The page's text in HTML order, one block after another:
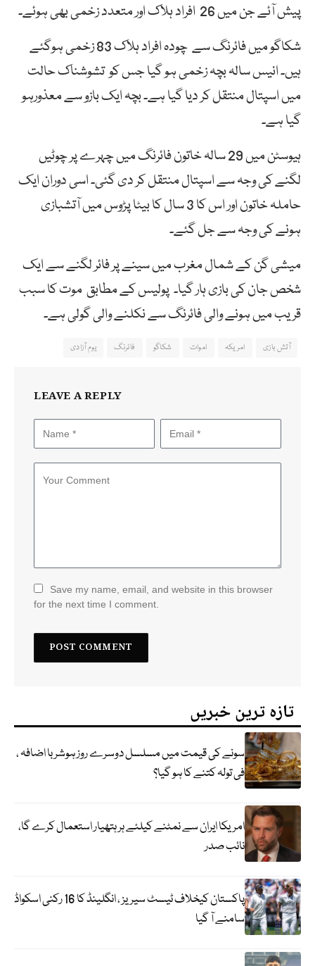
پیش آئے جنمیں افرادہلاکاور متعدد زخمی بھی ہوئے۔
شکاگو
میں فائرنگ سے چودہ افراد ہلاک 83 زخمی ہوگئے
ہیں۔انیس سالہ بچہ زخمی ہو گیا جس کو تشوشناک حالت
میں اسپتال منتقل کر دیا گیا ہے۔ بچہ ایک بازو سے معذورہو
گیا ہے۔
ہیوسٹن میں 29 سالہ خاتون فائرنگ میں چہرے پر چوٹیں
لگنے کی وجہ سے اسپتال منتقل کر دی گئی۔ اسی دوران ایک
حاملہ خاتون اور اس کا 3 سال کا بیٹا پڑوس میں آتشبازی
ہونے کی وجہ سے جل گئے۔
میشی گن کے شمال مغرب میں سینے پر فائر لگنے سے ایک
شخص جان کی بازی ہار گیا۔ پولیس کے مطابق موت کا سبب
قریب میں ہونے والی فائرنگ سے نکلنے والی گولی ہے۔
آتش بازی امریکہ اموات شکاگو فائرنگ یوم آزادی
LEAVE A REPLY
Save my name, email, and website in this browser
for the next time I comment.
تازہ ترین خبریں
سونے کی قیمت میں مسلسل دوسرے روز ہوشربا اضافہ ،
فی تولہ کتنے کا ہو گیا؟
امریکا ایران سے نمٹنے کیلئے ہر ہتھیار استعمال کرے گا،
نائب صدر
پاکستان کیخلاف ٹیسٹ سیریز ، انگلینڈ کا 16 رکنی اسکواڈ
سامنے آ گیا